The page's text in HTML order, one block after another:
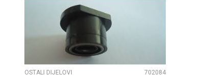
UPOREDI
OSTALI DIJELOVI 702084